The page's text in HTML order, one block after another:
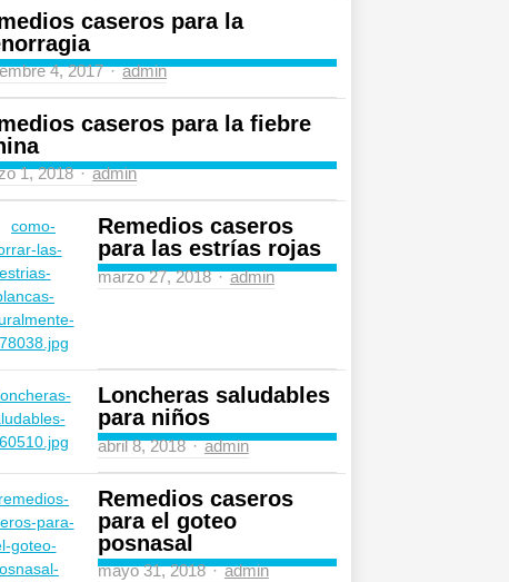
caseros para la
4, 2017 Author
admin
caseros para la fiebre
1, 2018 Author
admin
Remedios caseros
para las estrías rojas
marzo 27, 2018 Author
admin
Loncheras saludables
para niños
abril 8, 2018 Author
admin
Remedios caseros
para el goteo
posnasal
mayo 31, 2018 Author
admin